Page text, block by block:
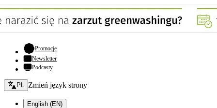
Promocje- otwiera się w nowej karcie
Newsletter
Podcasty
Zmień język - bieżący:
PL Zmień język strony
English (EN)